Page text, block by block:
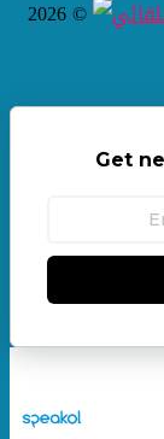
2026 ©
Get